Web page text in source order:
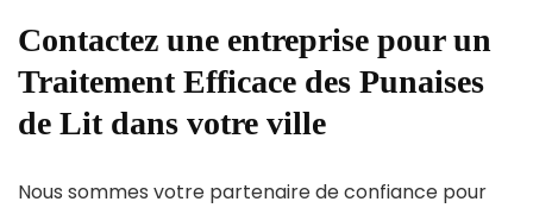
Contactez une entreprise pour un
Traitement Efficace des Punaises
de Lit dans votre ville
Nous sommes votre partenaire de confiance pour